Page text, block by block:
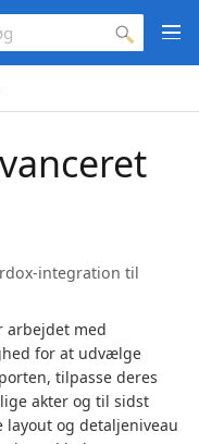
integration til
arbejdet med
for at udvælge
tilpasse deres
akter og til sidst
og detaljeniveau